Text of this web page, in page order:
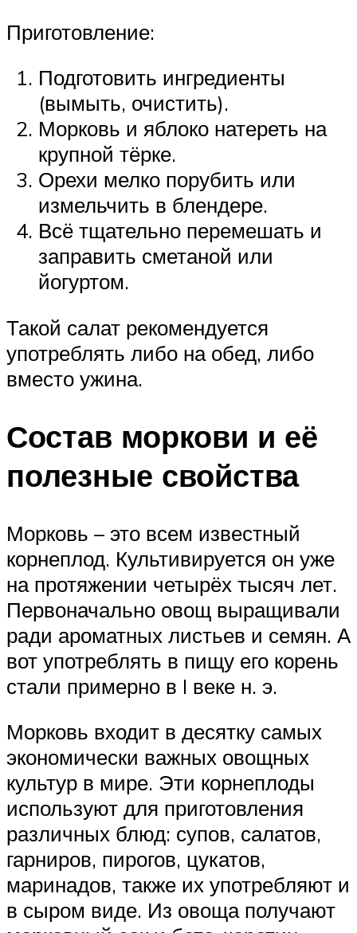
Приготовление:
Подготовить ингредиенты
(вымыть, очистить).
Морковь и яблоко натереть на
крупной тёрке.
Орехи мелко порубить или
измельчить в блендере.
Всё тщательно перемешать и
заправить сметаной или
йогуртом.
Такой салат рекомендуется
употреблять либо на обед, либо
вместо ужина.
Состав моркови и её
полезные свойства
Морковь – это всем известный
корнеплод. Культивируется он уже
на протяжении четырёх тысяч лет.
Первоначально овощ выращивали
ради ароматных листьев и семян. А
вот употреблять в пищу его корень
стали примерно в I веке н. э.
Морковь входит в десятку самых
экономически важных овощных
культур в мире. Эти корнеплоды
используют для приготовления
различных блюд: супов, салатов,
гарниров, пирогов, цукатов,
маринадов, также их употребляют и
в сыром виде. Из овоща получают